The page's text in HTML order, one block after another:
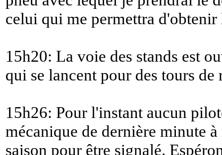
celui qui me permettra
15h20: La voie des stands est
qui se lancent pour des tours de
15h26: Pour l'instant aucun
mécanique de dernière minute à
saison pour être signalé.